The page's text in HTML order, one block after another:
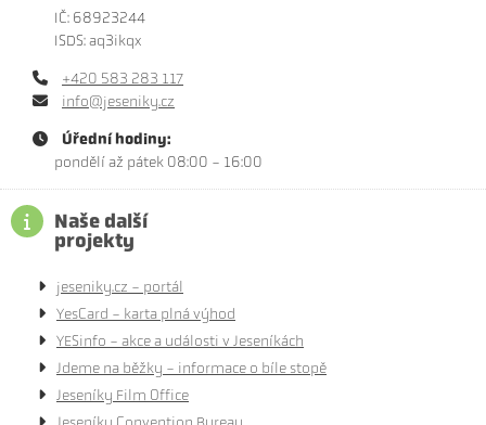
IČ: 68923244
ISDS: aq3ikqx
+420 583 283 117
info@jeseniky.cz
Úřední hodiny:
pondělí až pátek 08:00 - 16:00
Naše další
projekty
jeseniky.cz - portál
YesCard - karta plná výhod
YESinfo - akce a události v Jeseníkách
Jdeme na běžky - informace o bíle stopě
Jeseníky Film Office